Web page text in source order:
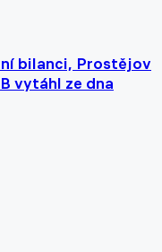
bilanci, Prostějov
vytáhl ze dna